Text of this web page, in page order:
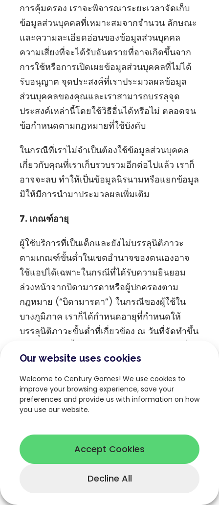
Our website uses cookies
Welcome to Century Games! We use cookies to
improve your browsing experience, save your
preferences and provide us with information on how
you use our website.
Accept Cookies
Decline All
การคุ้มครอง เราจะพิจารณาระยะเวลาจัดเก็บ
ข้อมูลส่วนบุคคลที่เหมาะสมจากจำนวน ลักษณะ
และความละเอียดอ่อนของข้อมูลส่วนบุคคล
ความเสี่ยงที่จะได้รับอันตรายที่อาจเกิดขึ้นจาก
การใช้หรือการเปิดเผยข้อมูลส่วนบุคคลที่ไม่ได้
รับอนุญาต จุดประสงค์ที่เราประมวลผลข้อมูล
ส่วนบุคคลของคุณและเราสามารถบรรลุจุด
ประสงค์เหล่านี้โดยใช้วิธีอื่นได้หรือไม่ ตลอดจน
ข้อกำหนดตามกฎหมายที่ใช้บังคับ
ในกรณีที่เราไม่จำเป็นต้องใช้ข้อมูลส่วนบุคคล
เกี่ยวกับคุณที่เราเก็บรวบรวมอีกต่อไปแล้ว เราก็
อาจจะลบ ทำให้เป็นข้อมูลนิรนามหรือแยกข้อมูล
มิให้มีการนำมาประมวลผลเพิ่มเติม
7. เกณฑ์อายุ
ผู้ใช้บริการที่เป็นเด็กและยังไม่บรรลุนิติภาวะ
ตามเกณฑ์ขั้นต่ำในเขตอำนาจของตนเองอาจ
ใช้แอปได้เฉพาะในกรณีที่ได้รับความยินยอม
ล่วงหน้าจากบิดามารดาหรือผู้ปกครองตาม
กฎหมาย (“บิดามารดา”) ในกรณีของผู้ใช้ใน
บางภูมิภาค เราก็ได้กำหนดอายุที่กำหนดให้
บรรลุนิติภาวะขั้นต่ำที่เกี่ยวข้อง ณ วันที่จัดทำขึ้น
สัญญาว่าจะไม่เก็บรวบรวมข้อมูลส่วนบุคคลของ
ผู้ใช้ที่เป็นเด็กก่อนที่จะได้รับความยินยอมจาก
บิดามารดา หากเราทราบว่าได้เก็บรวบรวม
ข้อมูลส่วนบุคคลจากผู้ใช้ที่เป็นเด็กโดยไม่ได้รับ
ตามสมควรเพื่อลบข้อมูลดังกล่าวโดยเร็วที่สุด
เท่าที่จะทำได้ หากคุณเป็นบิดามารดาของผู้ใช้ที่
เป็นเด็กและประสงค์ที่จะเพิกถอนความยินยอม
หรือขอให้เราลบข้อมูลส่วนบุคคลของผู้ใช้ที่เป็น